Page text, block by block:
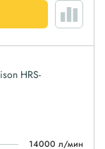
HRS-
14000 л/мин